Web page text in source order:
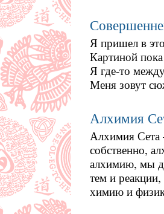
Я пришел в
Картиной
Я где-то
Меня зовут
Алхимия
Алхимия Сета
собственно,
алхимию, мы
тем и
химию и